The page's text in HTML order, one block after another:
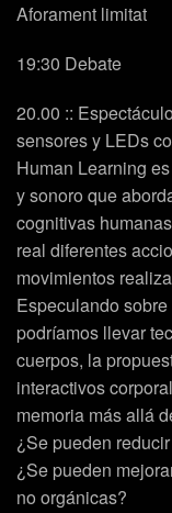
Aforament limitat
19:30 Debate
20.00 ::
sensores y LEDs
Human Learning
y sonoro que
cognitivas
real diferentes
movimientos
Especulando
podríamos llevar
cuerpos, la
interactivos
memoria más allá
¿Se pueden
¿Se pueden
no orgánicas?